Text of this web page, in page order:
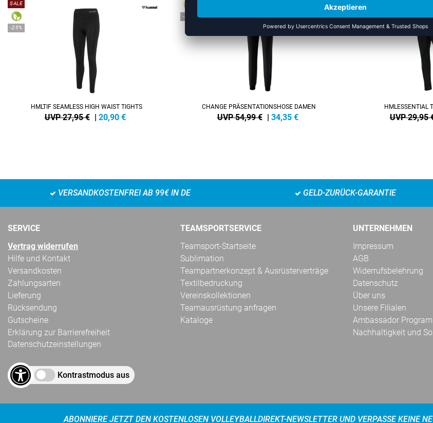
SALE
-25%
HMLTIF SEAMLESS HIGH WAIST TIGHTS
UVP 27,95 € | 20,90 €
-38%
CHANGE PRÄSENTATIONSHOSE DAMEN
UVP 54,99 € | 34,35 €
HMLESSENTIAL
UVP 29,95
VERSANDKOSTENFREI AB 99€ IN DE GELD-ZURÜCK-GARANTIE
SERVICE
Vertrag widerrufen
Hilfe und Kontakt
Versandkosten
Zahlungsarten
Lieferung
Rücksendung
Gutscheine
Erklärung zur Barrierefreiheit
Datenschutzeinstellungen
Kontrastmodus aus
TEAMSPORTSERVICE
Teamsport-Startseite
Sublimation
Teampartnerkonzept & Ausrüsterverträge
Textilbedruckung
Vereinskollektionen
Teamausrüstung anfragen
Kataloge
UNTERNEHMEN
Impressum
AGB
Widerrufsbelehrung
Datenschutz
Über uns
Unsere Filialen
Ambassador
Nachhaltigkeit und
ABONNIERE JETZT DEN KOSTENLOSEN VOLLEYBALLDIREKT-NEWSLETTER UND VERPASSE KEINE